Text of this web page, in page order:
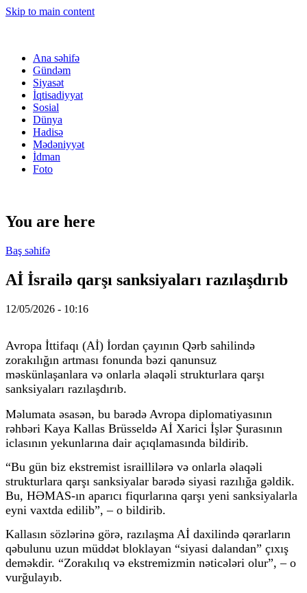
Skip to main content
Ana səhifə
Gündəm
Siyasət
İqtisadiyyat
Sosial
Dünya
Hadisə
Mədəniyyət
İdman
Foto
You are here
Baş səhifə
Aİ İsrailə qarşı sanksiyaları razılaşdırıb
12/05/2026 - 10:16
Avropa İttifaqı (Aİ) İordan çayının Qərb sahilində
zorakılığın artması fonunda bəzi qanunsuz
məskünlaşanlara və onlarla əlaqəli strukturlara qarşı
sanksiyaları razılaşdırıb.
Məlumata əsasən, bu barədə Avropa diplomatiyasının
rəhbəri Kaya Kallas Brüsseldə Aİ Xarici İşlər Şurasının
iclasının yekunlarına dair açıqlamasında bildirib.
“Bu gün biz ekstremist israillilərə və onlarla əlaqəli
strukturlara qarşı sanksiyalar barədə siyasi razılığa gəldik.
Bu, HƏMAS-ın aparıcı fiqurlarına qarşı yeni sanksiyalarla
eyni vaxtda edilib”, – o bildirib.
Kallasın sözlərinə görə, razılaşma Aİ daxilində qərarların
qəbulunu uzun müddət bloklayan “siyasi dalandan” çıxış
deməkdir. “Zorakılıq və ekstremizmin nəticələri olur”, – o
vurğulayıb.